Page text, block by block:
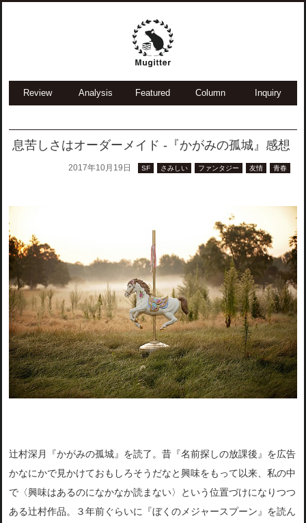
Review Analysis Featured Column Inquiry
息苦しさはオーダーメイド -『かがみの孤城』感想
2017年10月19日 SF さみしい ファンタジー 友情 青春
辻村深月『かがみの孤城』を読了。昔『名前探しの放課後』を広告
かなにかで見かけておもしろそうだなと興味をもって以来、私の中
で〈興味はあるのになかなか読まない〉という位置づけになりつつ
ある辻村作品。３年前ぐらいに『ぼくのメジャースプーン』を読ん